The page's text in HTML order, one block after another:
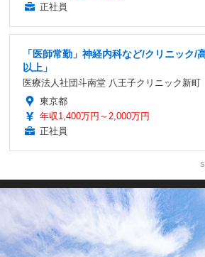
正社員
「医師常勤」神経内科など/クリニック/
以上」
医療法人社団斗南堂 八王子クリニック新町
東京都
年収1,400万円～2,000万円
正社員